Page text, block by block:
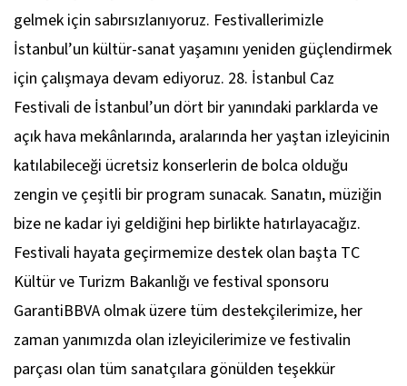
gelmek için sabırsızlanıyoruz. Festivallerimizle
İstanbul’un kültür-sanat yaşamını yeniden güçlendirmek
için çalışmaya devam ediyoruz. 28. İstanbul Caz
Festivali de İstanbul’un dört bir yanındaki parklarda ve
açık hava mekânlarında, aralarında her yaştan izleyicinin
katılabileceği ücretsiz konserlerin de bolca olduğu
zengin ve çeşitli bir program sunacak. Sanatın, müziğin
bize ne kadar iyi geldiğini hep birlikte hatırlayacağız.
Festivali hayata geçirmemize destek olan başta TC
Kültür ve Turizm Bakanlığı ve festival sponsoru
GarantiBBVA olmak üzere tüm destekçilerimize, her
zaman yanımızda olan izleyicilerimize ve festivalin
parçası olan tüm sanatçılara gönülden teşekkür